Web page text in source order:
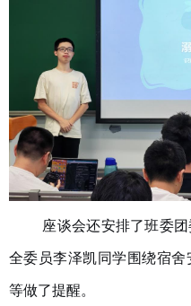
座谈会还安排了班委
全委员李泽凯同学围绕宿
等做了提醒。